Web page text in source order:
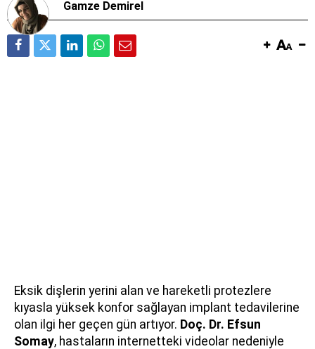
Gamze Demirel
Eksik dişlerin yerini alan ve hareketli protezlere
kıyasla yüksek konfor sağlayan implant tedavilerine
olan ilgi her geçen gün artıyor. Doç. Dr. Efsun
Somay, hastaların internetteki videolar nedeniyle